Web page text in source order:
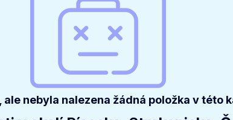
ale nebyla nalezena žádná položka v této